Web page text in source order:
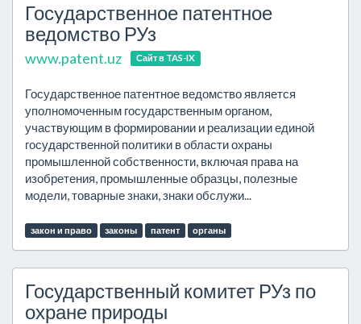
Госyдаpственное патентное
ведомство РУз
www.patent.uz Сайт в TAS-IX
Государственное патентное ведомство является
уполномоченным государственным органом,
участвующим в формировании и реализации единой
государственной политики в области охраны
промышленной собственности, включая права на
изобретения, промышленные образцы, полезные
модели, товарные знаки, знаки обслужи...
закон и право законы патент органы
Государственный комитет РУз по
охране природы